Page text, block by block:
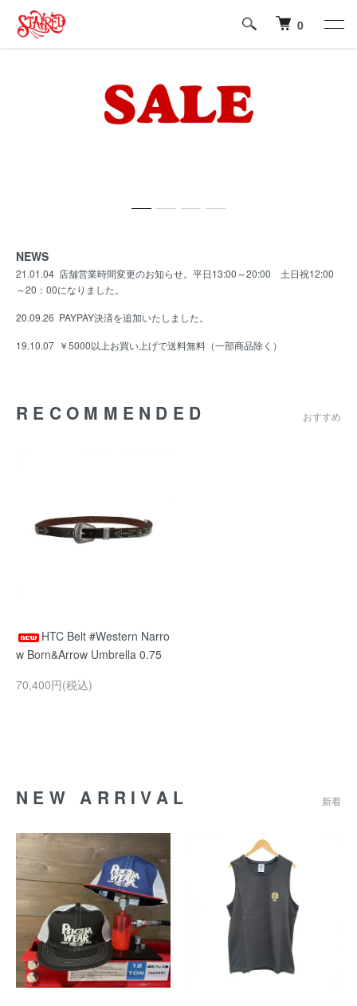
0
NEWS
21.01.04 店舗営業時間変更のお知らせ。平日13:00～20:00 土日祝12:00
～20：00になりました。
20.09.26 PAYPAY決済を追加いたしました。
19.10.07 ￥5000以上お買い上げで送料無料（一部商品除く）
RECOMMENDED おすすめ
HTC Belt #Western Narro
w Born&Arrow Umbrella 0.75
70,400円(税込)
NEW ARRIVAL 新着